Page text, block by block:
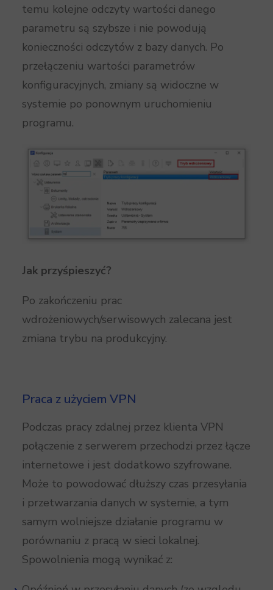
temu kolejne odczyty wartości danego
parametru są szybsze i nie powodują
konieczności odczytów z bazy danych. Po
przełączeniu wartości parametrów
konfiguracyjnych, zmiany są widoczne w
systemie po ponownym uruchomieniu
programu.
Jak przyśpieszyć?
Po zakończeniu prac
wdrożeniowych/serwisowych zalecana jest
zmiana trybu na produkcyjny.
Praca z użyciem VPN
Podczas pracy zdalnej przez klienta VPN
połączenie z serwerem przechodzi przez łącze
internetowe i jest dodatkowo szyfrowane.
Może to powodować dłuższy czas przesyłania
i przetwarzania danych w systemie, a tym
samym wolniejsze działanie programu w
porównaniu z pracą w sieci lokalnej.
Spowolnienia mogą wynikać z: